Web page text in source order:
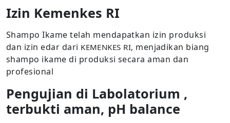
Izin Kemenkes RI
Shampo Ikame telah mendapatkan izin produksi
dan izin edar dari KEMENKES RI, menjadikan biang
shampo ikame di produksi secara aman dan
profesional
Pengujian di Labolatorium ,
terbukti aman, pH balance